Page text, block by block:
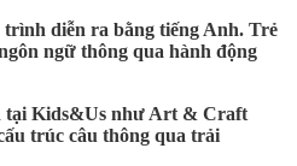
diễn ra bằng tiếng Anh. Trẻ
ngữ thông qua hành động
tại Kids&Us như Art & Craft
trúc câu thông qua trải